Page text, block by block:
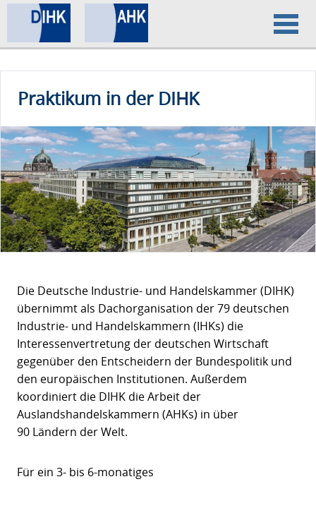
Datenschutz
Impressum
Praktikum in der DIHK
Die Deutsche Industrie- und Handelskammer (DIHK)
übernimmt als Dachorganisation der 79 deutschen
Industrie- und Handelskammern (IHKs) die
Interessenvertretung der deutschen Wirtschaft
gegenüber den Entscheidern der Bundespolitik und
den europäischen Institutionen. Außerdem
koordiniert die DIHK die Arbeit der
Auslandshandelskammern (AHKs) in über
90 Ländern der Welt.
Für ein 3- bis 6-monatiges